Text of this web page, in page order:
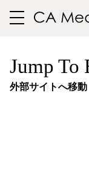
toggle
Jump To
外部サイトへ移動